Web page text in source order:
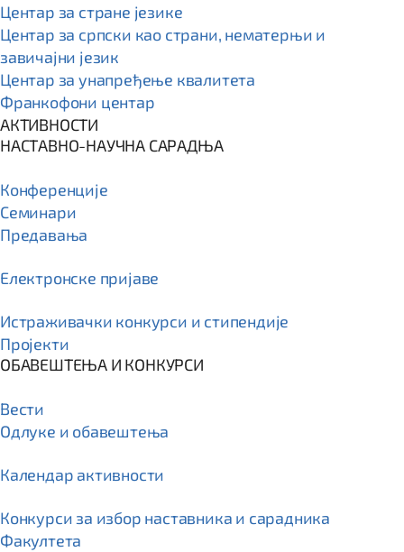
Центар за стране језике
Центар за српски као страни, нематерњи и
завичајни језик
Центар за унапређење квалитета
Франкофони центар
АКТИВНОСТИ
НАСТАВНО-НАУЧНА САРАДЊА
Конференције
Семинари
Предавања
Електронске пријаве
Истраживачки конкурси и стипендије
Пројекти
ОБАВЕШТЕЊА И КОНКУРСИ
Вести
Одлуке и обавештења
Календар активности
Конкурси за избор наставника и сарадника
Факултета